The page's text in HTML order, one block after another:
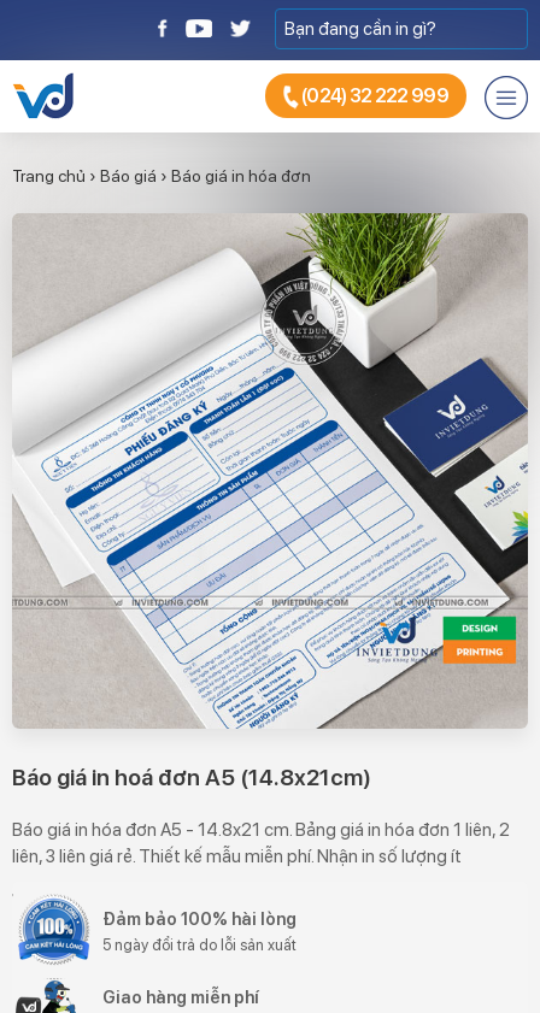
(024) 32 222 999
Trang chủ › Báo giá › Báo giá in hóa đơn
Báo giá in hoá đơn A5 (14.8x21cm)
Báo giá in hóa đơn A5 - 14.8x21 cm. Bảng giá in hóa đơn 1 liên, 2
liên, 3 liên giá rẻ. Thiết kế mẫu miễn phí. Nhận in số lượng ít
Đảm bảo 100% hài lòng
5 ngày đổi trả do lỗi sản xuất
Giao hàng miễn phí